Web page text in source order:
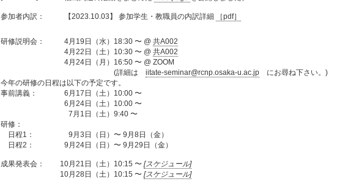
参加者内訳： 【2023.10.03】 参加学生・教職員の内訳詳細 ［pdf］
研修説明会： 4月19日（水） 18:30 〜 @ 共A002
4月22日（土） 10:30 〜 @ 共A002
4月24日（月） 16:50 〜 @ ZOOM
(詳細は iitate-seminar@rcnp.osaka-u.ac.jp にお尋ね下さい。)
今年の研修の日程は以下の予定です。
事前講義：
6月17日（土） 10:00 〜
6月24日（土） 10:00 〜
7月1日（土） 9:40 〜
研修：
日程1：
9月3日（日） 〜 9月8日（金）
日程2：
9月24日（日） 〜 9月29日（金）
成果発表会： 10月21日（土） 10:15 〜 [スケジュール]
10月28日（土） 10:15 〜 [スケジュール]